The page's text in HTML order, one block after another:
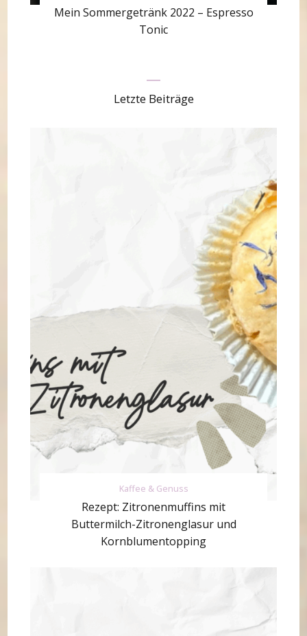
Mein Sommergetränk 2022 – Espresso
Tonic
Letzte Beiträge
Kaffee & Genuss
Rezept: Zitronenmuffins mit
Buttermilch-Zitronenglasur und
Kornblumentopping